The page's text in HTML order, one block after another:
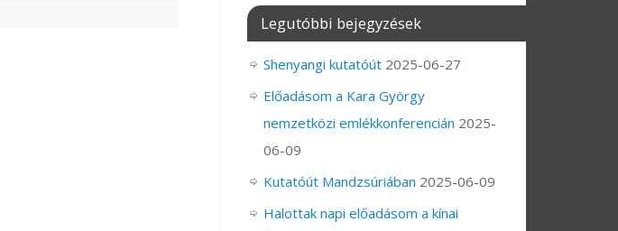
Legutóbbi bejegyzések
Shenyangi kutatóút 2025-06-27
Előadásom a Kara György
nemzetközi emlékkonferencián 2025-
06-09
Kutatóút Mandzsúriában 2025-06-09
Halottak napi előadásom a kínai